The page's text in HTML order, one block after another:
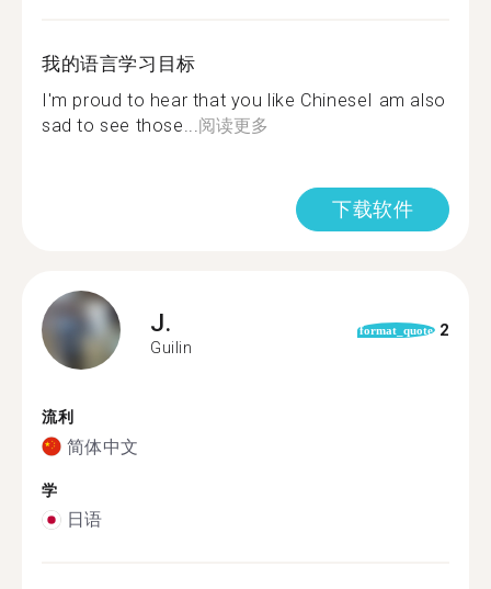
我的语言学习目标
I'm proud to hear that you like ChineseI am also
sad to see those...阅读更多
下载软件
J.
Guilin
format_quote 2
流利
简体中文
学
日语